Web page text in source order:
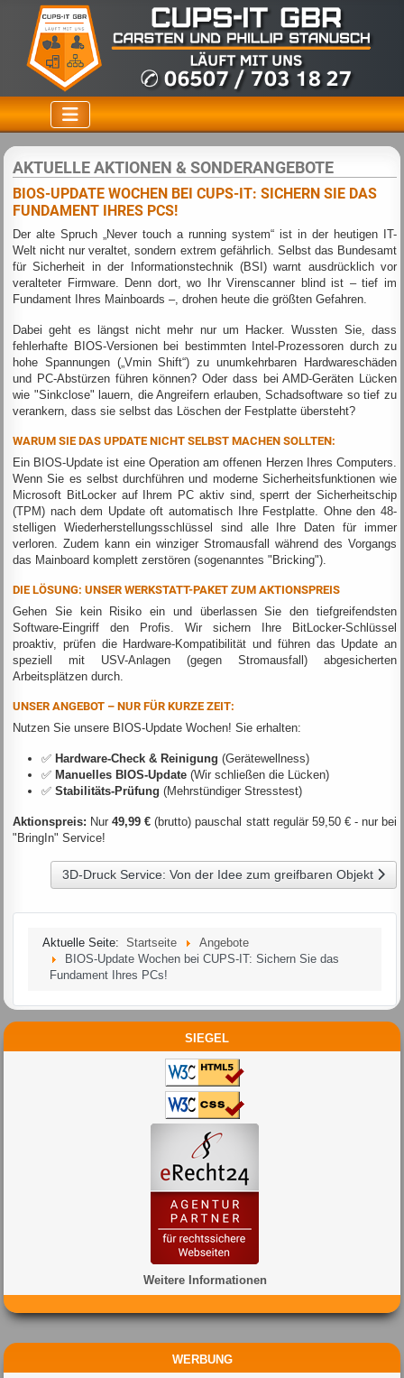
SIEGEL
Weitere Informationen
WERBUNG
AKTUELLE AKTIONEN & SONDERANGEBOTE
BIOS-UPDATE WOCHEN BEI CUPS-IT: SICHERN SIE DAS
FUNDAMENT IHRES PCS!
Der alte Spruch „Never touch a running system“ ist in der heutigen IT-
Welt nicht nur veraltet, sondern extrem gefährlich. Selbst das Bundesamt
für Sicherheit in der Informationstechnik (BSI) warnt ausdrücklich vor
veralteter Firmware. Denn dort, wo Ihr Virenscanner blind ist – tief im
Fundament Ihres Mainboards –, drohen heute die größten Gefahren.
Dabei geht es längst nicht mehr nur um Hacker. Wussten Sie, dass
fehlerhafte BIOS-Versionen bei bestimmten Intel-Prozessoren durch zu
hohe Spannungen („Vmin Shift“) zu unumkehrbaren Hardwareschäden
und PC-Abstürzen führen können? Oder dass bei AMD-Geräten Lücken
wie "Sinkclose" lauern, die Angreifern erlauben, Schadsoftware so tief zu
verankern, dass sie selbst das Löschen der Festplatte übersteht?
WARUM SIE DAS UPDATE NICHT SELBST MACHEN SOLLTEN:
Ein BIOS-Update ist eine Operation am offenen Herzen Ihres Computers.
Wenn Sie es selbst durchführen und moderne Sicherheitsfunktionen wie
Microsoft BitLocker auf Ihrem PC aktiv sind, sperrt der Sicherheitschip
(TPM) nach dem Update oft automatisch Ihre Festplatte. Ohne den 48-
stelligen Wiederherstellungsschlüssel sind alle Ihre Daten für immer
verloren. Zudem kann ein winziger Stromausfall während des Vorgangs
das Mainboard komplett zerstören (sogenanntes "Bricking").
DIE LÖSUNG: UNSER WERKSTATT-PAKET ZUM AKTIONSPREIS
Gehen Sie kein Risiko ein und überlassen Sie den tiefgreifendsten
Software-Eingriff den Profis. Wir sichern Ihre BitLocker-Schlüssel
proaktiv, prüfen die Hardware-Kompatibilität und führen das Update an
speziell mit USV-Anlagen (gegen Stromausfall) abgesicherten
Arbeitsplätzen durch.
UNSER ANGEBOT – NUR FÜR KURZE ZEIT:
Nutzen Sie unsere BIOS-Update Wochen! Sie erhalten:
✅ Hardware-Check & Reinigung (Gerätewellness)
✅ Manuelles BIOS-Update (Wir schließen die Lücken)
✅ Stabilitäts-Prüfung (Mehrstündiger Stresstest)
Aktionspreis: Nur49,99 € (brutto) pauschal statt regulär 59,50 € - nur bei
"BringIn" Service!
Nächster Beitrag: 3D-Druck Service: Von der Idee zum
3D-Druck Service: Von der Idee zum greifbaren Objekt
Aktuelle Seite: Startseite
Angebote
BIOS-Update Wochen bei CUPS-IT: Sichern Sie das
Fundament Ihres PCs!